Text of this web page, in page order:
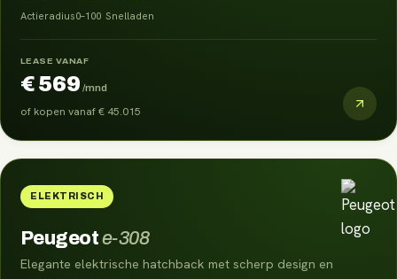
Actieradius0–100 Snelladen
LEASE VANAF
€ 569 /mnd
of kopen vanaf€ 45.015
ELEKTRISCH
Peugeote-308
Elegante elektrische hatchback met scherp design en